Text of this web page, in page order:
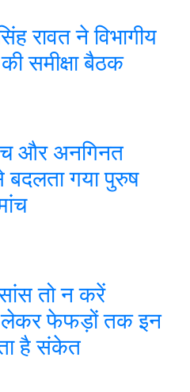
रावत ने विभागीय
समीक्षा बैठक
और अनगिनत
बदलता गया पुरुष
तो न करें
फेफड़ों तक इन
है संकेत